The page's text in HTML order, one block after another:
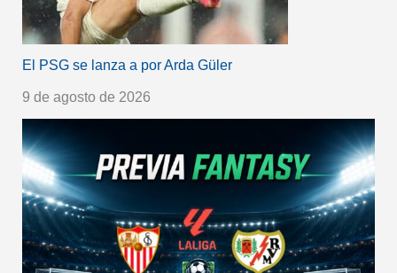
El PSG se lanza a por Arda Güler
9 de agosto de 2026